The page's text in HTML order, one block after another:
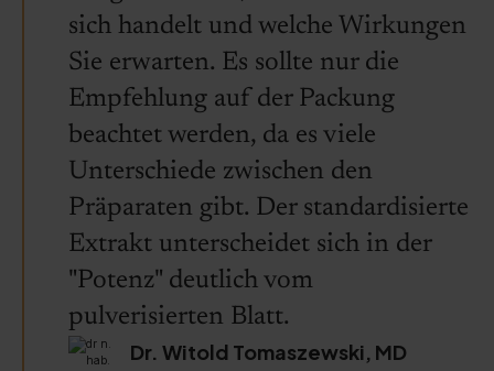
sich handelt und welche Wirkungen
Sie erwarten. Es sollte nur die
Empfehlung auf der Packung
beachtet werden, da es viele
Unterschiede zwischen den
Präparaten gibt. Der standardisierte
Extrakt unterscheidet sich in der
"Potenz" deutlich vom
pulverisierten Blatt.
Dr. Witold Tomaszewski, MD